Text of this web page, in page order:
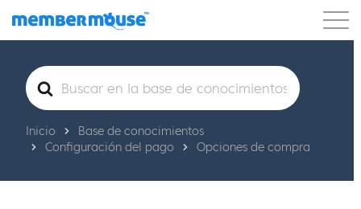
Características Clientes Precios
Comenzar
Buscar
Inicio
Base de conocimientos
Configuración del pago
Opciones de compra